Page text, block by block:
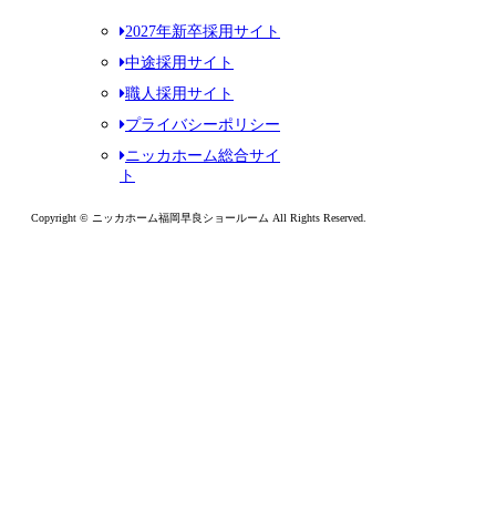
2027年新卒採用サイト
中途採用サイト
職人採用サイト
プライバシーポリシー
ニッカホーム総合サイ
ト
Copyright © ニッカホーム福岡早良ショールーム All Rights Reserved.